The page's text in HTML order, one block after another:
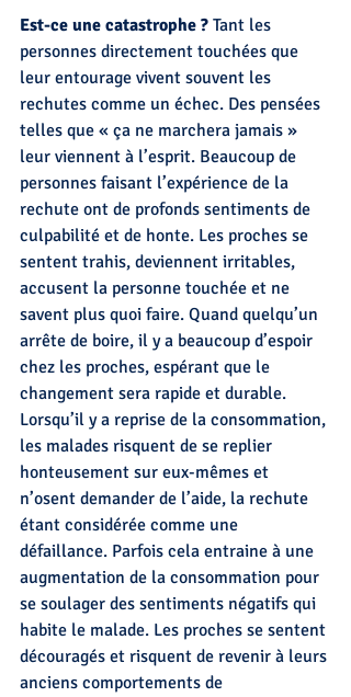
Est-ce une catastrophe ? Tant les
personnes directement touchées que
leur entourage vivent souvent les
rechutes comme un échec. Des pensées
telles que « ça ne marchera jamais »
leur viennent à l’esprit. Beaucoup de
personnes faisant l’expérience de la
rechute ont de profonds sentiments de
culpabilité et de honte. Les proches se
sentent trahis, deviennent irritables,
accusent la personne touchée et ne
savent plus quoi faire. Quand quelqu’un
arrête de boire, il y a beaucoup d’espoir
chez les proches, espérant que le
changement sera rapide et durable.
Lorsqu’il y a reprise de la consommation,
les malades risquent de se replier
honteusement sur eux-mêmes et
n’osent demander de l’aide, la rechute
étant considérée comme une
défaillance. Parfois cela entraine à une
augmentation de la consommation pour
se soulager des sentiments négatifs qui
habite le malade. Les proches se sentent
découragés et risquent de revenir à leurs
anciens comportements de